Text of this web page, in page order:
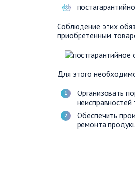
Соблюдение этих
приобретенным
Для этого
Организовать
неисправностей
Обеспечить
ремонта